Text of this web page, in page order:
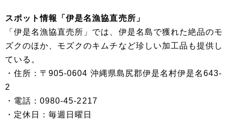
スポット情報「伊是名漁協直売所」
「伊是名漁協直売所」では、伊是名島で獲れた絶品のモ
ズクのほか、モズクのキムチなど珍しい加工品も提供し
ている。
・住所：〒905-0604 沖縄県島尻郡伊是名村伊是名643-
2
・電話：0980-45-2217
・定休日：毎週日曜日